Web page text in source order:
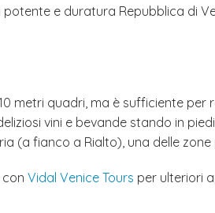
e duratura Repubblica di
metri quadri, ma è sufficiente
vini e bevande stando in
(a fianco a Rialto), una delle
Vidal Venice Tours per ulteriori